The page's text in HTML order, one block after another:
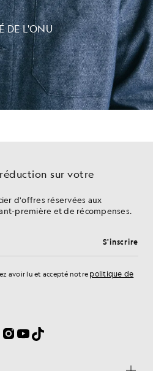
DE L'ONU
réduction sur votre
d'offres réservées aux
première et de récompenses.
S'inscrire
avoir lu et accepté notre politique de
Instagram
YouTube
TikTok